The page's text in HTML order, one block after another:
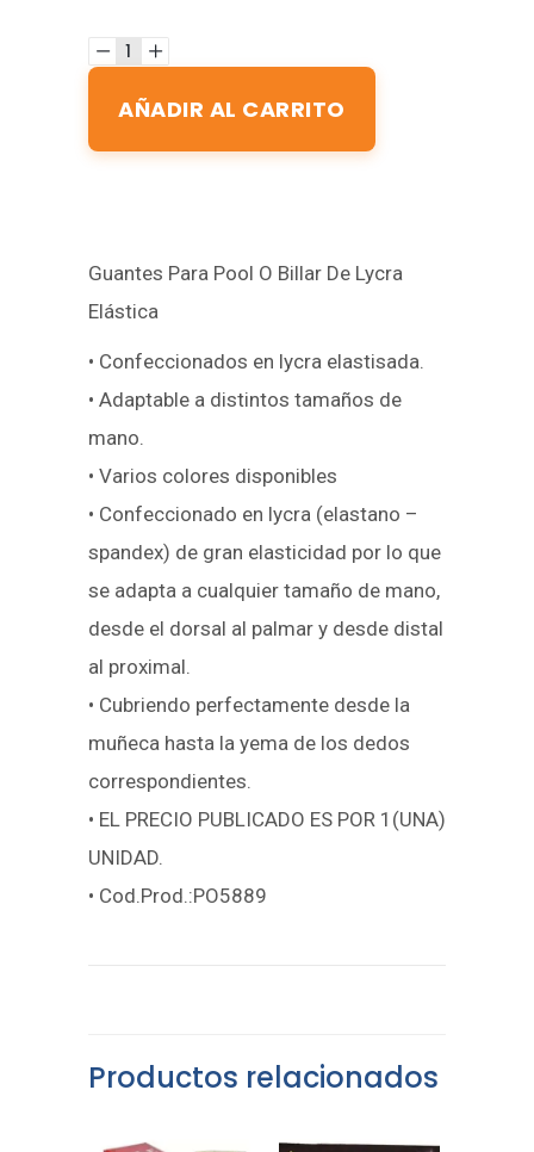
AÑADIR AL CARRITO
Guantes Para Pool O Billar De Lycra
Elástica
• Confeccionados en lycra elastisada.
• Adaptable a distintos tamaños de
mano.
• Varios colores disponibles
• Confeccionado en lycra (elastano –
spandex) de gran elasticidad por lo que
se adapta a cualquier tamaño de mano,
desde el dorsal al palmar y desde distal
al proximal.
• Cubriendo perfectamente desde la
muñeca hasta la yema de los dedos
correspondientes.
• EL PRECIO PUBLICADO ES POR 1(UNA)
UNIDAD.
• Cod.Prod.:PO5889
Productos relacionados